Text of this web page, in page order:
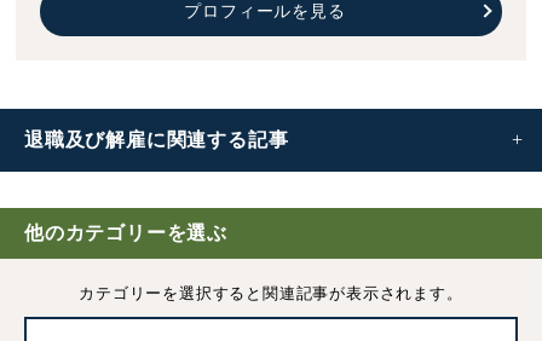
退職及び解雇に 関連する記事
退職と解雇の違い｜種類や企業の注意点などをわかりやす
く解説
正当な解雇事由とは｜解雇条件や労務上の注意点など
他のカテゴリーを選ぶ
カテゴリーを選択すると 関連記事が表示されます。
プロフィールを見る